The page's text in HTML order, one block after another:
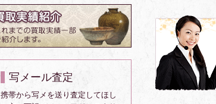
写メール査定
携帯から写メを送り査定してほし